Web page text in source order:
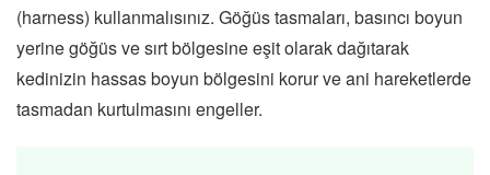
(harness) kullanmalısınız. Göğüs tasmaları, basıncı boyun
yerine göğüs ve sırt bölgesine eşit olarak dağıtarak
kedinizin hassas boyun bölgesini korur ve ani hareketlerde
tasmadan kurtulmasını engeller.